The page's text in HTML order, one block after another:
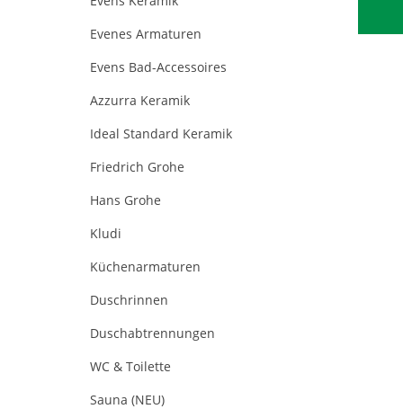
Evenes Armaturen
Evens Bad-Accessoires
Azzurra Keramik
Ideal Standard Keramik
Friedrich Grohe
Hans Grohe
Kludi
Küchenarmaturen
Duschrinnen
Duschabtrennungen
WC & Toilette
Sauna (NEU)